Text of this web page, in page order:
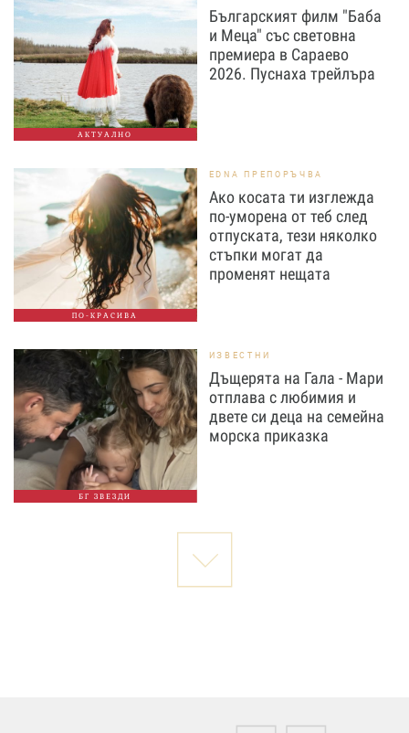
АКТУАЛНО
Българският филм "Баба
и Меца" със световна
премиера в Сараево
2026. Пуснаха трейлъра
ПО-КРАСИВА
EDNA ПРЕПОРЪЧВА
Ако косата ти изглежда
по-уморена от теб след
отпуската, тези няколко
стъпки могат да
променят нещата
БГ ЗВЕЗДИ
ИЗВЕСТНИ
Дъщерята на Гала - Мари
отплава с любимия и
двете си деца на семейна
морска приказка